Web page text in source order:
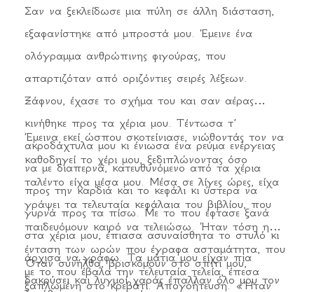
Σαν να ξεκλείδωσε μια πύλη σε άλλη διάσταση,
εξαφανίστηκε από μπροστά μου. Έμεινε ένα
ολόγραμμα ανθρώπινης φιγούρας, που
απαρτιζόταν από οριζόντιες σειρές λέξεων.
Ξάφνου, έχασε το σχήμα του και σαν αέρας
κινήθηκε προς τα χέρια μου. Τέντωσα τ’
ακροδάχτυλα μου κι ένιωσα ένα ρεύμα ενέργειας
να με διαπερνά, κατευθυνόμενο από τα χέρια
προς την καρδιά και το κεφάλι κι ύστερα να
γυρνά προς τα πίσω. Με το που έφτασε ξανά
στα χέρια μου, έπιασα ασυναίσθητα το στυλό κι
άρχισα να γράφω. Τα μάτια μου είχαν πια
δακρύσει και λυγμοί χαράς έπαλλαν όλο μου τον
Έμεινα εκεί ώσπου σκοτείνιασε, νιώθοντάς τον να
καθοδηγεί το χέρι μου, ξεδιπλώνοντας όσο
ταλέντο είχα μέσα μου. Μέσα σε λίγες ώρες, είχα
γράψει τα τελευταία κεφάλαια του βιβλίου, που
παιδευόμουν καιρό να τελειώσω. Ήταν τόση η
ένταση των ωρών που έγραφα ασταμάτητα, που
με το που έβαλα την τελευταία τελεία, έπεσα
Όταν συνήλθα, βρισκόμουν στο σπίτι μου,
ξαπλωμένη στο κρεβάτι. Απογοήτευση. «Ήταν